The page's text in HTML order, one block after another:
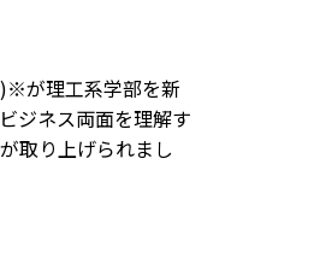
が理工系学部を新
ジネス両面を理解す
取り上げられまし